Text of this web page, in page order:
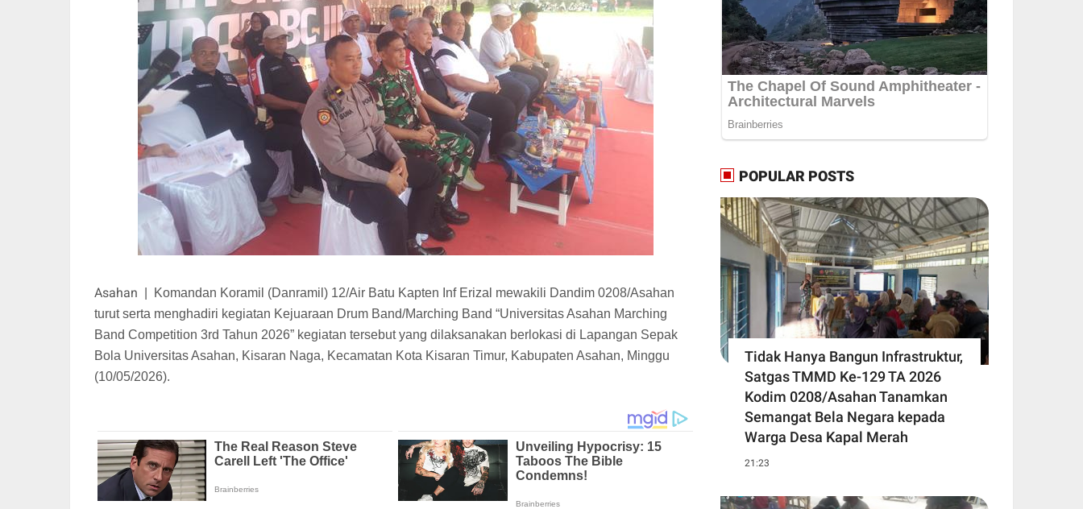
Asahan
Komandan Koramil (Danramil) 12/Air Batu Kapten Inf Erizal mewakili Dandim 0208/Asahan
turut serta menghadiri kegiatan Kejuaraan Drum Band/Marching Band “Universitas Asahan Marching
Band Competition 3rd Tahun 2026” kegiatan tersebut yang dilaksanakan berlokasi di Lapangan Sepak
Bola Universitas Asahan, Kisaran Naga, Kecamatan Kota Kisaran Timur, Kabupaten Asahan, Minggu
(10/05/2026).
POPULAR POSTS
Tidak Hanya Bangun Infrastruktur,
Satgas TMMD Ke-129 TA 2026
Kodim 0208/Asahan Tanamkan
Semangat Bela Negara kepada
Warga Desa Kapal Merah
21:23